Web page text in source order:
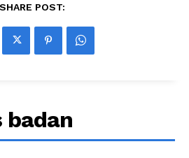
SHARE POST:
badan